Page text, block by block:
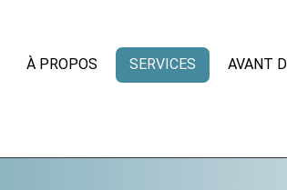
À PROPOS SERVICES AVANT